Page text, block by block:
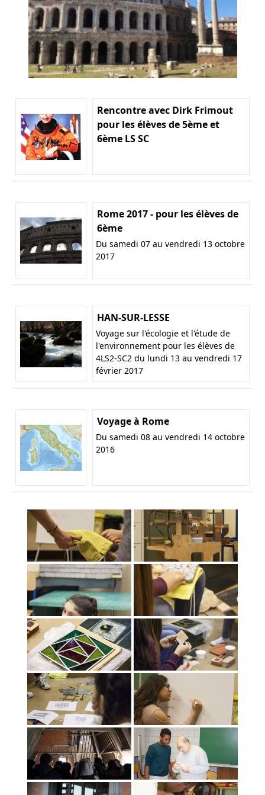
Rencontre avec Dirk Frimout
pour les élèves de 5ème et
6ème LS SC
Rome 2017 - pour les élèves de
6ème
Du samedi 07 au vendredi 13 octobre
2017
HAN-SUR-LESSE
Voyage sur l'écologie et l'étude de
l'environnement pour les élèves de
4LS2-SC2 du lundi 13 au vendredi 17
février 2017
Voyage à Rome
Du samedi 08 au vendredi 14 octobre
2016